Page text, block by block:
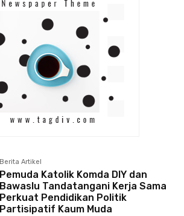
Berita Artikel
Pemuda Katolik Komda DIY dan
Bawaslu Tandatangani Kerja Sama
Perkuat Pendidikan Politik
Partisipatif Kaum Muda